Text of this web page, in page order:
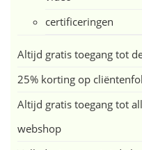
certificeringen
Altijd gratis toegang tot
25% korting op
Altijd gratis toegang tot
webshop